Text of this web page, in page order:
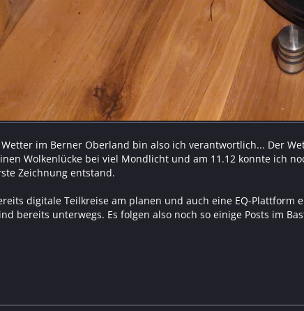
Wetter im Berner Oberland bin also ich verantwortlich... Der
Wolkenlücke bei viel Mondlicht und am 11.12 konnte ich
Zeichnung entstand.
digitale Teilkreise am planen und auch eine EQ-Plattform
bereits unterwegs. Es folgen also noch so einige Posts im